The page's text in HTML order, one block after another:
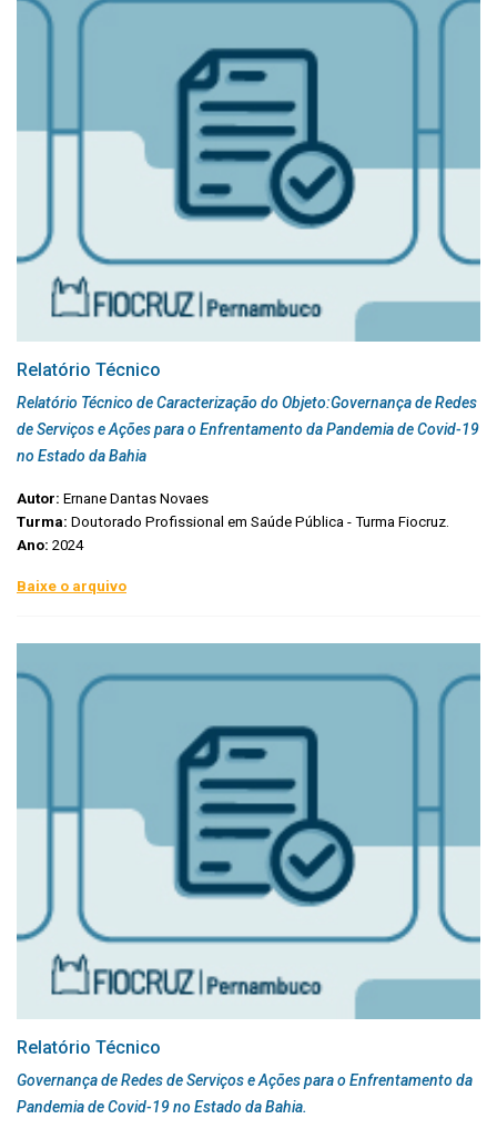
Relatório Técnico
Relatório Técnico de Caracterização do Objeto:Governança de Redes
de Serviços e Ações para o Enfrentamento da Pandemia de Covid-19
no Estado da Bahia
Autor: Ernane Dantas Novaes
Turma: Doutorado Profissional em Saúde Pública - Turma Fiocruz.
Ano: 2024
Baixe o arquivo
Relatório Técnico
Governança de Redes de Serviços e Ações para o Enfrentamento da
Pandemia de Covid-19 no Estado da Bahia.